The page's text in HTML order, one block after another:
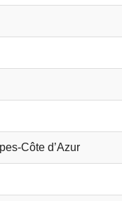
Côte d’Azur